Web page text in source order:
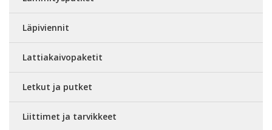
Läpiviennit
Lattiakaivopaketit
Letkut ja putket
Liittimet ja tarvikkeet